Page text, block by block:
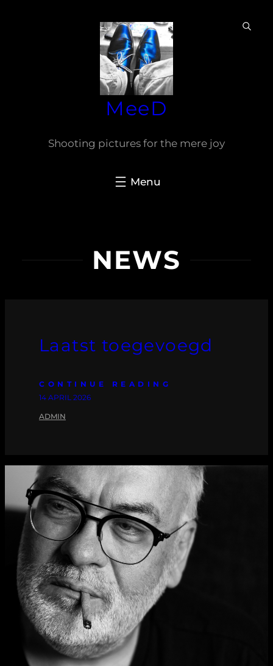
MeeD
Shooting pictures for the mere joy
NEWS
Laatst toegevoegd
CONTINUE READING
14 APRIL 2026
ADMIN